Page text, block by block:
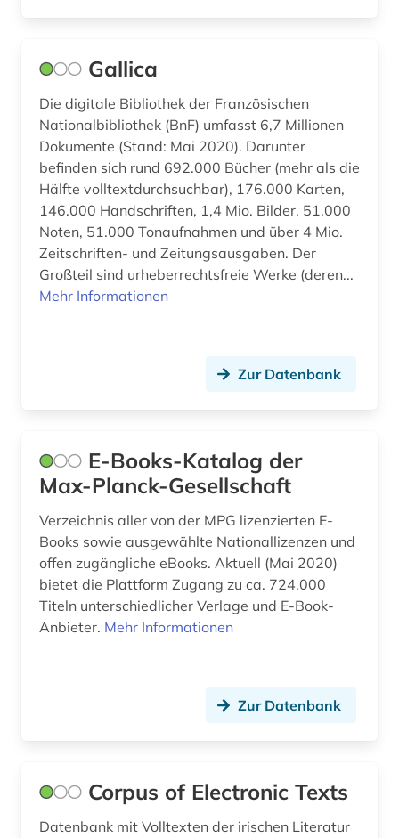
graphiken (2)
handbuch (5)
handschrift (4)
hardware (1)
hassidismus (1)
heyne (1)
hongkong (1)
horror (1)
hr-management (1)
humanitäres völkerrecht (2)
humanmedizin (1)
humanwissenschaften (1)
iberoromanistik (5)
indien (1)
indische sprachen (1)
Gallica
Die digitale Bibliothek der Französischen
Nationalbibliothek (BnF) umfasst 6,7 Millionen
Dokumente (Stand: Mai 2020). Darunter
befinden sich rund 692.000 Bücher (mehr als die
Hälfte volltextdurchsuchbar), 176.000 Karten,
146.000 Handschriften, 1,4 Mio. Bilder, 51.000
Noten, 51.000 Tonaufnahmen und über 4 Mio.
Zeitschriften- und Zeitungsausgaben. Der
Großteil sind urheberrechtsfreie Werke (deren...
Mehr Informationen
Zur Datenbank
E-Books-Katalog der
Max-Planck-Gesellschaft
Verzeichnis aller von der MPG lizenzierten E-
Books sowie ausgewählte Nationallizenzen und
offen zugängliche eBooks. Aktuell (Mai 2020)
bietet die Plattform Zugang zu ca. 724.000
Titeln unterschiedlicher Verlage und E-Book-
Anbieter. Mehr Informationen
Zur Datenbank
Corpus of Electronic Texts
Datenbank mit Volltexten der irischen Literatur